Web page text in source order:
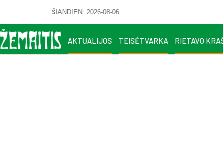
ŠIANDIEN: 2026-08-06
AKTUALIJOS TEISĖTVARKA RIETAVO